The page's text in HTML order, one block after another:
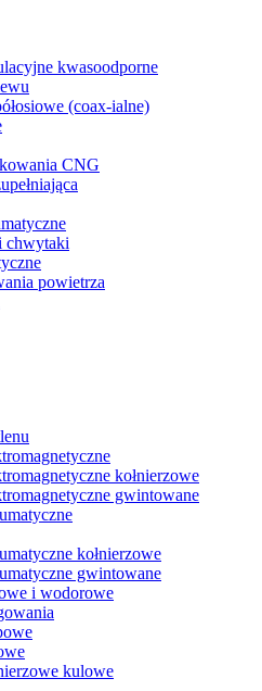
kwasoodporne
(coax-ialne)
CNG
chwytaki
powietrza
kołnierzowe
gwintowane
kołnierzowe
gwintowane
i wodorowe
kulowe